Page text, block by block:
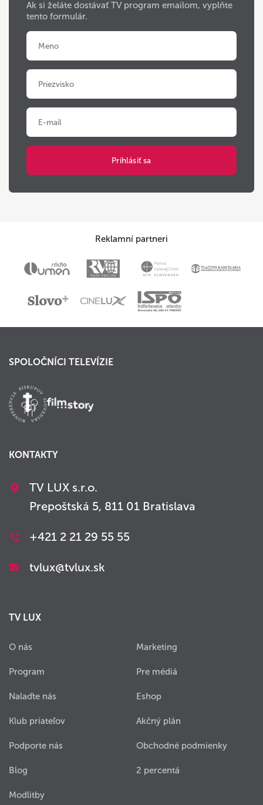
Ak si želáte dostávať TV program emailom, vyplňte
tento formulár.
Reklamní partneri
SPOLOČNÍCI TELEVÍZIE
KONTAKTY
TV LUX s.r.o.
Prepoštská 5, 811 01 Bratislava
+421 2 21 29 55 55
tvlux@tvlux.sk
TV LUX
O nás
Program
Nalaďte nás
Klub priateľov
Podporte nás
Blog
Modlitby
Marketing
Pre médiá
Eshop
Akčný plán
Obchodné podmienky
2 percentá